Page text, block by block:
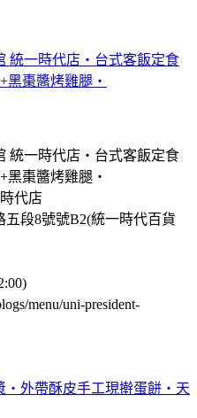
統一時代店‧台式客飯定食
黑棗醬烤雞腿‧
統一時代店‧台式客飯定食
黑棗醬烤雞腿‧
代店
段8號號B2(統一時代百貨
menu/uni-president-
‧外帶酥皮手工現擀蛋餅‧天